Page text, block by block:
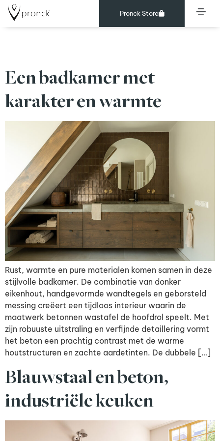
Pronck Store
Een badkamer met
karakter en warmte
Rust, warmte en pure materialen komen samen in deze
stijlvolle badkamer. De combinatie van donker
eikenhout, handgevormde wandtegels en geborsteld
messing creëert een tijdloos interieur waarin de
maatwerk betonnen wastafel de hoofdrol speelt. Met
zijn robuuste uitstraling en verfijnde detaillering vormt
het beton een prachtig contrast met de warme
houtstructuren en zachte aardetinten. De dubbele […]
Blauwstaal en beton,
industriële keuken